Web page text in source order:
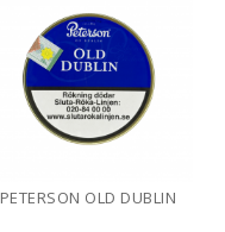
PETERSON OLD DUBLIN